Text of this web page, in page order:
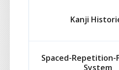
Kanji
Spaced-Repetition-
System